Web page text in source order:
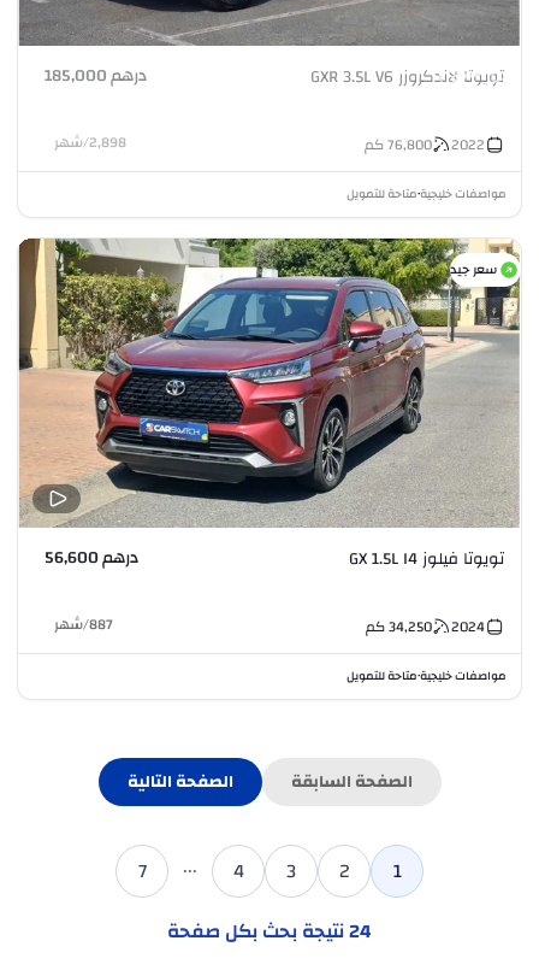
تويوتا لاندكروزر GXR 3.5L V6 درهم 185,000
2022
76,800كم 2,898
/شهر
مواصفات خليجية•متاحة للتمويل
سعر جيد
تويوتا فيلوز GX 1.5L I4 درهم 56,600
2024
34,250كم 887
/شهر
مواصفات خليجية•متاحة للتمويل
الصفحة السابقة الصفحة التالية
1
2
3
4
...
7
24نتيجة بحث بكل صفحة